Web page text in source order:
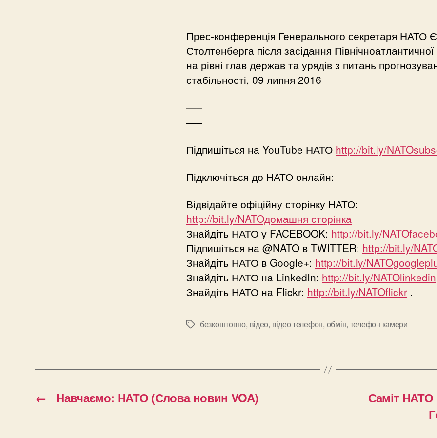
Прес-конференція Генерального секретаря НАТО
Столтенберга після засідання
на рівні глав держав та урядів з питань
стабільності, 09 липня 2016
—–
—–
Підпишіться на YouTube НАТО http://bit.ly/
Підключіться до НАТО онлайн:
Відвідайте офіційну сторінку НАТО:
http://bit.ly/NATOдомашня сторінка
Знайдіть НАТО у FACEBOOK: http://bit.ly/
Підпишіться на @NATO в TWITTER: http://bit.ly/
Знайдіть НАТО в Google+: http://bit.ly/
Знайдіть НАТО на LinkedIn: http://bit.ly/NATOlinkedin
Знайдіть НАТО на Flickr: http://bit.ly/NATOflickr .
Позначки
безкоштовно, відео, відео телефон, обмін, телефон камери
← Навчаємо: НАТО (Слова новин VOA)
Саміт НАТО